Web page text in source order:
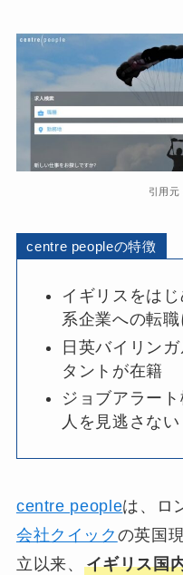
引用元
centre peopleの特徴
イギリスをは
系企業への転
日英バイリン
タントが在籍
ジョブアラー
人を見逃さない
centre peopleは、ロ
会社クイック の英国
立以来、 イギリス国